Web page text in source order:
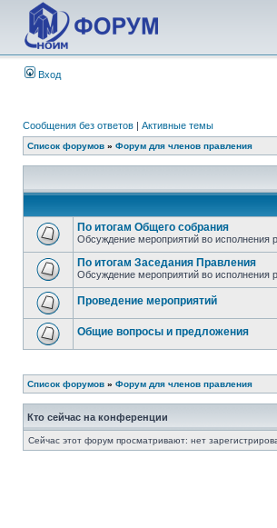
Вход
Сообщения без ответов | Активные темы
Список форумов » Форум для членов правления
По итогам Общего собрания
Обсуждение мероприятий во исполнения
По итогам Заседания Правления
Обсуждение мероприятий во исполнения
Проведение мероприятий
Общие вопросы и предложения
Список форумов » Форум для членов правления
Кто сейчас на конференции
Сейчас этот форум просматривают: нет